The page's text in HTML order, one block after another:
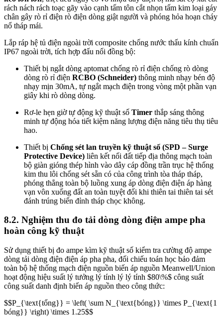
rách nách rách toạc gãy vào cạnh tấm tôn cắt nhọn tấm kim loại gáy
chân gây rò rỉ điện rò điện dòng giật người và phóng hỏa hoạn cháy
nổ tháp mái.
Lắp ráp hệ tủ điện ngoài trời composite chống nước thấu kính chuẩn
IP67 ngoài trời, tích hợp đấu nối đồng bộ:
Thiết bị ngắt dòng aptomat chống rò rỉ điện chống rò dòng
dòng rò rỉ điện RCBO (Schneider) thông minh nhạy bén độ
nhạy mịn 30mA, tự ngắt mạch điện trong vòng một phần vạn
giây khi rò dòng dòng.
Rơ-le hẹn giờ tự động kỹ thuật số Timer thắp sáng thông
minh tự động hóa tiết kiệm năng lượng điện năng tiêu thụ tiêu
hao.
Thiết bị Chống sét lan truyền kỹ thuật số (SPD – Surge
Protective Device) liên kết nối đất tiếp địa thông mạch toàn
bộ giàn gióng thép hình vào dây cáp đồng trần trục hệ thống
kim thu lôi chống sét sẵn có của công trình tòa tháp tháp,
phóng thẳng toàn bộ luồng xung áp dòng điện điện áp hàng
vạn vôn xuống đất an toàn tuyệt đối khi thiên tai thiên tai sét
đánh trúng biển đỉnh tháp chọc không.
8.2. Nghiệm thu đo tải dòng dòng điện ampe pha
hoàn công kỹ thuật
Sử dụng thiết bị đo ampe kìm kỹ thuật số kiểm tra cường độ ampe
dòng tải dòng điện điện áp pha pha, đối chiếu toán học bảo đảm
toàn bộ hệ thống mạch điện nguồn biến áp nguồn Meanwell/Union
hoạt động hiệu suất lý tưởng lý tính lý lý tính $80\%$ công suất
công suất danh định biến áp nguồn theo công thức:
$$P_{\text{tổng}} = \left( \sum N_{\text{bóng}} \times P_{\text{1
bóng}} \right) \times 1.25$$